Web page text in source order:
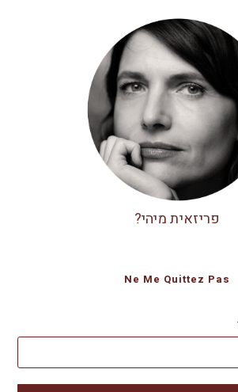
פריזאית מיהי?
Ne Me Quittez Pas